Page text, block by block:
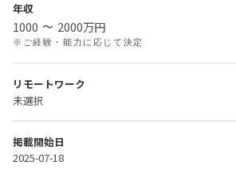
年収
1000 〜 2000万円
※ご経験・能力に応じて決定
リモートワーク
未選択
掲載開始日
2025-07-18